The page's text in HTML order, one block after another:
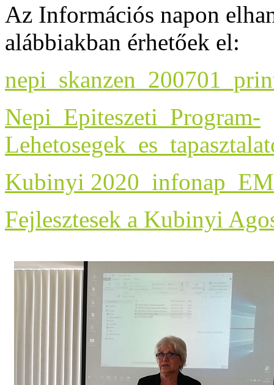
Az Információs napon
alábbiakban érhetőek el:
Nepi_Epiteszeti_Program-
Kubinyi
Fejlesztesek a Kubinyi